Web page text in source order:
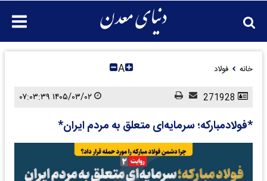
خانه فولاد A
*فولاد‌مبارکه؛ سرمایه‌ای متعلق به مردم ایران*